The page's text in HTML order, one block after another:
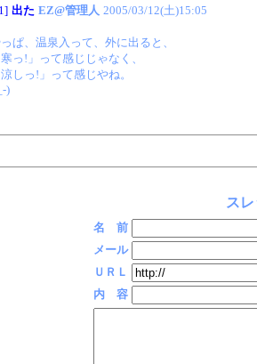
出た EZ@管理人 2005/03/12(土)15:05
ぱ、温泉入って、外に出ると、
寒っ!」って感じじゃなく、
涼しっ!」って感じやね。
)
ス
名 前
メール
ＵＲＬ
内 容